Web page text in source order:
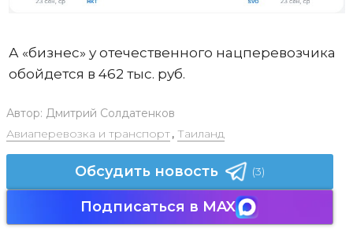
А «бизнес» у отечественного нацперевозчика
обойдется в 462 тыс. руб.
Автор: Дмитрий Солдатенков
Авиаперевозка и транспорт, Таиланд
Обсудить новость (3)
Подписаться в MAX